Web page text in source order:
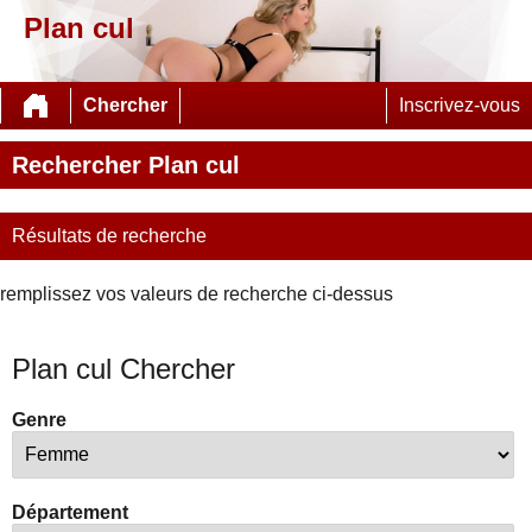
Plan cul
Chercher Inscrivez-vous
Rechercher Plan cul
Résultats de recherche
remplissez vos valeurs de recherche ci-dessus
Plan cul Chercher
Genre
Département